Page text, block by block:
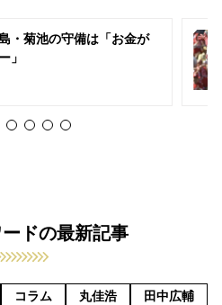
・菊池の守備は「お金が
」
ドの最新記事
コラム 丸佳浩
田中広輔